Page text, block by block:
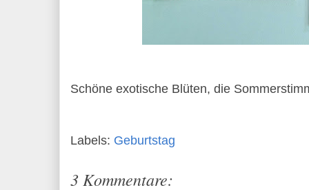
Schöne exotische Blüten, die
Labels: Geburtstag
3 Kommentare: